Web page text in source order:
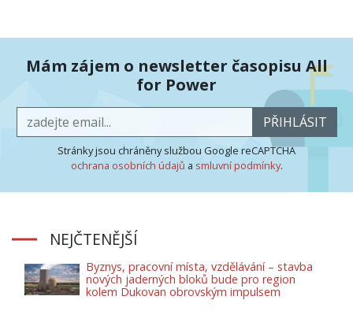
Mám zájem o newsletter časopisu All
for Power
PŘIHLÁSIT
Stránky jsou chráněny službou Google reCAPTCHA
ochrana osobních údajů a smluvní podmínky.
NEJČTENĚJŠÍ
Byznys, pracovní místa, vzdělávání – stavba
nových jaderných bloků bude pro region
kolem Dukovan obrovským impulsem